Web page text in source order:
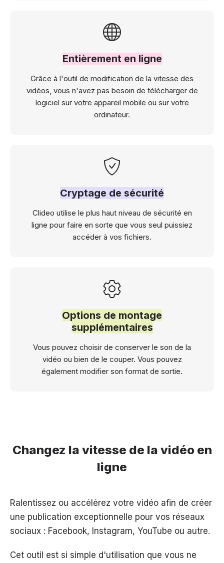
Entièrement en ligne
Grâce à l'outil de modification de la vitesse des
vidéos, vous n'avez pas besoin de télécharger de
logiciel sur votre appareil mobile ou sur votre
ordinateur.
Cryptage de sécurité
Clideo utilise le plus haut niveau de sécurité en
ligne pour faire en sorte que vous seul puissiez
accéder à vos fichiers.
Options de montage
supplémentaires
Vous pouvez choisir de conserver le son de la
vidéo ou bien de le couper. Vous pouvez
également modifier son format de sortie.
Changez la vitesse de la vidéo en
ligne
Ralentissez ou accélérez votre vidéo afin de créer
une publication exceptionnelle pour vos réseaux
sociaux : Facebook, Instagram, YouTube ou autre.
Cet outil est si simple d'utilisation que vous ne